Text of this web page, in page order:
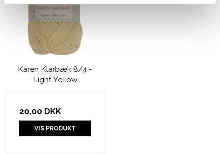
Karen Klarbæk 8/4 -
Light Yellow
20,00 DKK
VIS PRODUKT